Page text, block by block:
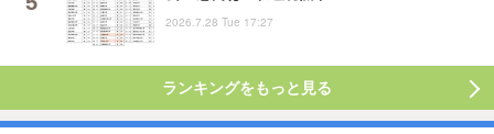
2026.7.28 Tue 17:27
ランキングをもっと見る